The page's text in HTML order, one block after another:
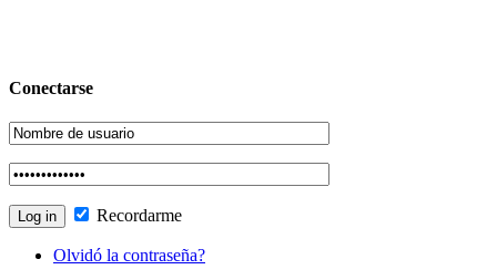
Conectarse
Recordarme
Olvidó la contraseña?